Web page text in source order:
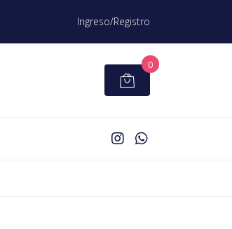
Ingreso/Registro
0